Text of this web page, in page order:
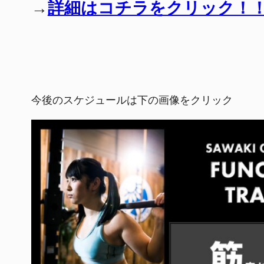
→詳細はコチラをクリック！
今後のスケジュールは下の画像をクリック